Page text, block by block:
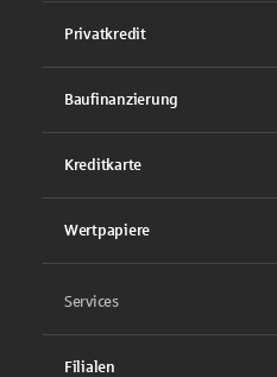
Privatkredit
Baufinanzierung
Kreditkarte
Wertpapiere
Services
Filialen